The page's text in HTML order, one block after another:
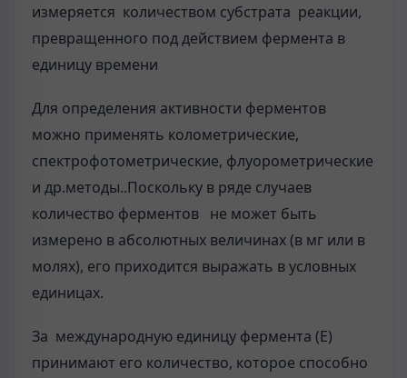
измеряется количеством субстрата реакции,
превращенного под действием фермента в
единицу времени
Для определения активности ферментов
можно применять колометрические,
спектрофотометрические, флуорометрические
и др.методы..Поскольку в ряде случаев
количество ферментов не может быть
измерено в абсолютных величинах (в мг или в
молях), его приходится выражать в условных
единицах.
За международную единицу фермента (Е)
принимают его количество, которое способно